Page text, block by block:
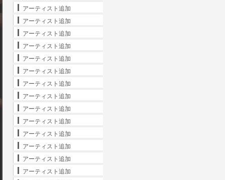
アーティスト追加
アーティスト追加
アーティスト追加
アーティスト追加
アーティスト追加
アーティスト追加
アーティスト追加
アーティスト追加
アーティスト追加
アーティスト追加
アーティスト追加
アーティスト追加
アーティスト追加
アーティスト追加